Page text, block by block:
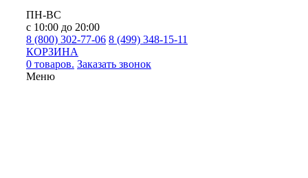
ПН-ВС
с 10:00 до 20:00
8 (800) 302-77-06 8 (499) 348-15-11
КОРЗИНА
0 товаров. Заказать звонок
Меню